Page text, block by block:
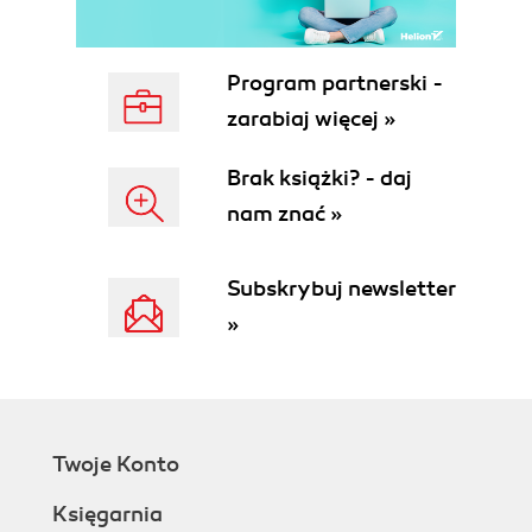
5.1. Ułamek jako część całości (144)
5.2. Liczby mieszane i ułamki niewłaściwe (150)
5.3. Ułamek jako iloraz (155)
5.4. Ułamki zwykłe na osi liczbowej (160)
5.5. Porównywanie ułamków (164)
5.7. Dodawanie ułamków zwykłych o
jednakowych mianownikach (175)
jednakowych mianownikach (181)
5.10. Odejmowanie ułamków i liczb mieszanych
dziesiętnych (192)
(199)
Program partnerski -
zarabiaj więcej »
Brak książki? - daj
nam znać »
Subskrybuj newsletter
»
Twoje Konto
Księgarnia